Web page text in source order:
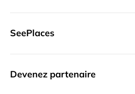
SeePlaces
Devenez partenaire